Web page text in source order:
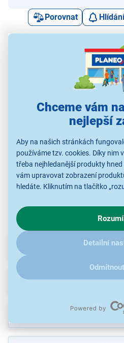
Chceme vám
nejlepší
Aby na našich stránkách
používáme tzv. cookies. Díky nim
třeba nejhledanější produkty
vám upravovat zobrazení
hledáte. Kliknutím na tlačítko
chování na webu pro zobrazení
zajímají detaily, jak u nás s
kliknětesem.
Detailní
Porovnat
Sencor SBA CR2032
79 Kč
Spotřební baterie
Energizer
97 Kč
Spotřební
Ke